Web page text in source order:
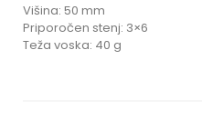
Višina: 50 mm
Priporočen stenj: 3×6
Teža voska: 40 g